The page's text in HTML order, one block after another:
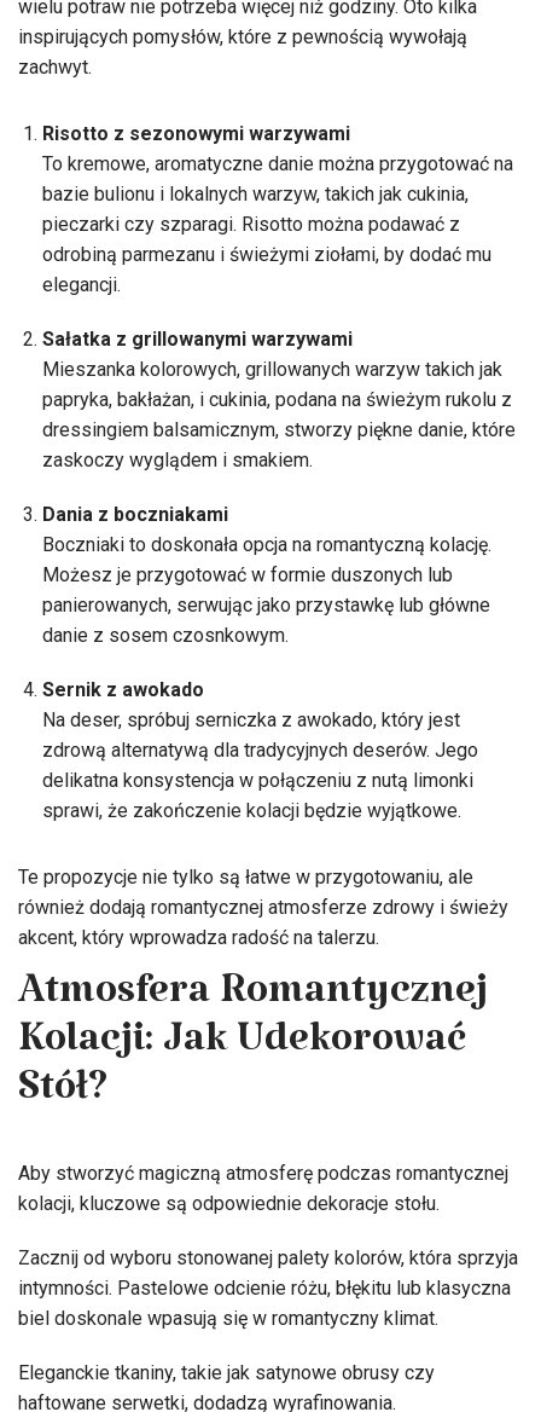
wielu potraw nie potrzeba więcej niż godziny. Oto kilka
inspirujących pomysłów, które z pewnością wywołają
zachwyt.
Risotto z sezonowymi warzywami
To kremowe, aromatyczne danie można przygotować na
bazie bulionu i lokalnych warzyw, takich jak cukinia,
pieczarki czy szparagi. Risotto można podawać z
odrobiną parmezanu i świeżymi ziołami, by dodać mu
elegancji.
Sałatka z grillowanymi warzywami
Mieszanka kolorowych, grillowanych warzyw takich jak
papryka, bakłażan, i cukinia, podana na świeżym rukolu z
dressingiem balsamicznym, stworzy piękne danie, które
zaskoczy wyglądem i smakiem.
Dania z boczniakami
Boczniaki to doskonała opcja na romantyczną kolację.
Możesz je przygotować w formie duszonych lub
panierowanych, serwując jako przystawkę lub główne
danie z sosem czosnkowym.
Sernik z awokado
Na deser, spróbuj serniczka z awokado, który jest
zdrową alternatywą dla tradycyjnych deserów. Jego
delikatna konsystencja w połączeniu z nutą limonki
sprawi, że zakończenie kolacji będzie wyjątkowe.
Te propozycje nie tylko są łatwe w przygotowaniu, ale
również dodają romantycznej atmosferze zdrowy i świeży
akcent, który wprowadza radość na talerzu.
Atmosfera Romantycznej
Kolacji: Jak Udekorować
Stół?
Aby stworzyć magiczną atmosferę podczas romantycznej
kolacji, kluczowe są odpowiednie dekoracje stołu.
Zacznij od wyboru stonowanej palety kolorów, która sprzyja
intymności. Pastelowe odcienie różu, błękitu lub klasyczna
biel doskonale wpasują się w romantyczny klimat.
Eleganckie tkaniny, takie jak satynowe obrusy czy
haftowane serwetki, dodadzą wyrafinowania.